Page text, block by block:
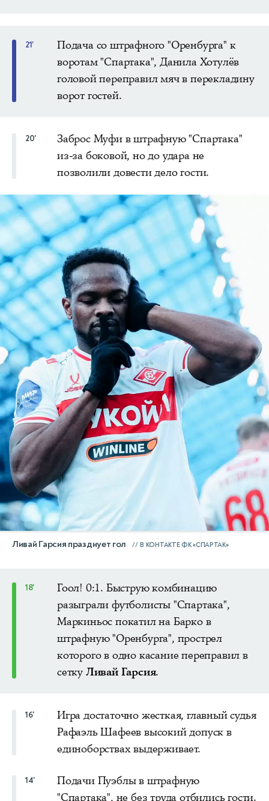
21'
Подача со штрафного "Оренбурга" к
воротам "Спартака", Данила Хотулёв
головой переправил мяч в перекладину
ворот гостей.
20'
Заброс Муфи в штрафную "Спартака"
из-за боковой, но до удара не
позволили довести дело гости.
Ливай Гарсия празднует гол В КОНТАКТЕ ФК «СПАРТАК»
18'
Гоол! 0:1. Быструю комбинацию
разыграли футболисты "Спартака",
Маркиньос покатил на Барко в
штрафную "Оренбурга", прострел
которого в одно касание переправил в
сетку Ливай Гарсия.
16'
Игра достаточно жесткая, главный судья
Рафаэль Шафеев высокий допуск в
единоборствах выдерживает.
14'
Подачи Пуэблы в штрафную
"Спартака", не без труда отбились гости.